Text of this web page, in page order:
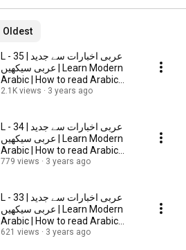
Oldest
L - 35 | عربی اخبارات سے جديد
عربی سیکھیں | Learn Modern
Arabic | How to read Arabic
Newspaper?
2.1K views 3 years ago
L - 34 | عربی اخبارات سے جديد
عربی سیکھیں | Learn Modern
Arabic | How to read Arabic
Newspaper?
779 views 3 years ago
L - 33 | عربی اخبارات سے جديد
عربی سیکھیں | Learn Modern
Arabic | How to read Arabic
Newspaper?
621 views 3 years ago